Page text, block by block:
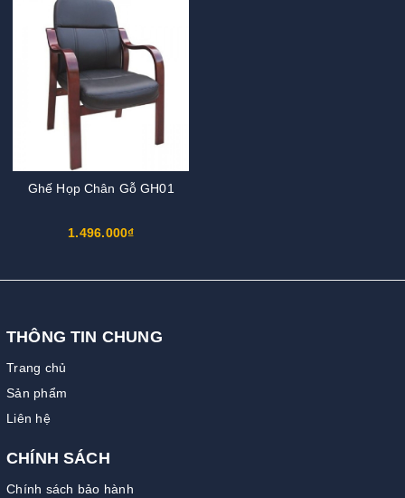
Ghế Họp Chân Gỗ GH01
1.496.000₫
THÔNG TIN CHUNG
Trang chủ
Sản phẩm
Liên hệ
CHÍNH SÁCH
Chính sách bảo hành